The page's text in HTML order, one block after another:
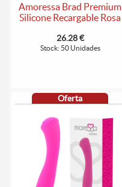
Amoressa Brad Premium
Silicone Recargable Rosa
26.28 €
Stock: 50 Unidades
Oferta